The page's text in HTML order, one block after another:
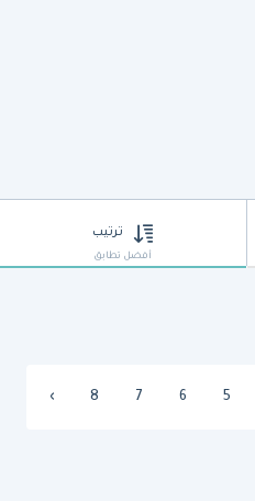
ترتيب
أفضل تطابق
5
6
7
8
›